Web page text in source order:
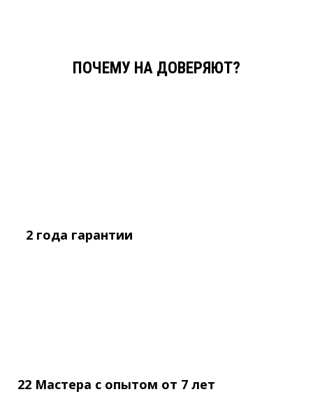
ПОЧЕМУ НА ДОВЕРЯЮТ?
2 года гарантии
22 Мастера с опытом от 7 лет